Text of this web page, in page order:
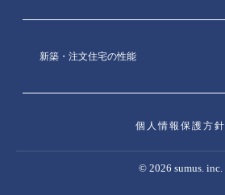
新築・注文住宅の性能
個人情報保護方針
© 2026 sumus. inc.